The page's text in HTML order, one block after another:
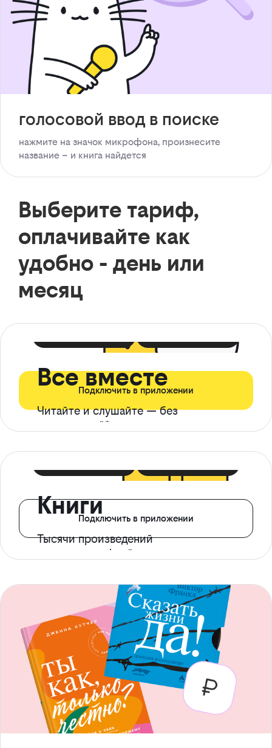
голосовой ввод в поиске
нажмите на значок микрофона, произнесите
название – и книга найдется
Выберите тариф,
оплачивайте как
удобно - день или
месяц
Все вместе
Читайте и слушайте — без
ограничений*
Подключить в приложении
Книги
Тысячи произведений
с доступом офлайн
Подключить в приложении